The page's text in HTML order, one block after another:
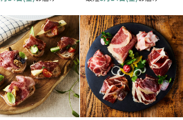
は
あり